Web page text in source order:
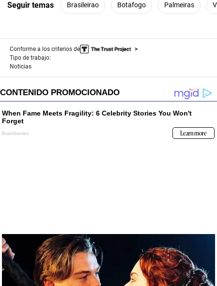
Seguir temas Brasileirao Botafogo Palmeiras
Conforme a los criterios de
Tipo de trabajo:
Noticias